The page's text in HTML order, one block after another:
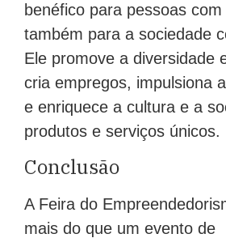
benéfico para pessoas
também para a sociedade
Ele promove a diversidade
cria empregos, impulsiona
e enriquece a cultura e a
produtos e serviços únicos.
Conclusão
A Feira do
mais do que um evento de